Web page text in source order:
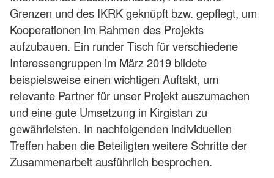
Grenzen und des IKRK geknüpft bzw. gepflegt, um
Kooperationen im Rahmen des Projekts
aufzubauen. Ein runder Tisch für verschiedene
Interessengruppen im März 2019 bildete
beispielsweise einen wichtigen Auftakt, um
relevante Partner für unser Projekt auszumachen
und eine gute Umsetzung in Kirgistan zu
gewährleisten. In nachfolgenden individuellen
Treffen haben die Beteiligten weitere Schritte der
Zusammenarbeit ausführlich besprochen.